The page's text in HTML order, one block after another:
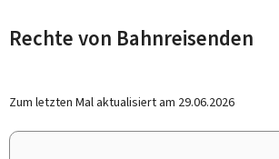
Rechte von Bahnreisenden
Zum letzten Mal aktualisiert am 29.06.2026